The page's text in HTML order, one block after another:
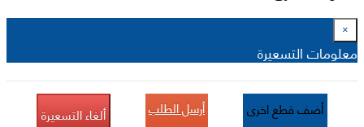
×
معلومات التسعيرة
أضف قطع اخرى أرسل الطلب ألغاء التسعيرة